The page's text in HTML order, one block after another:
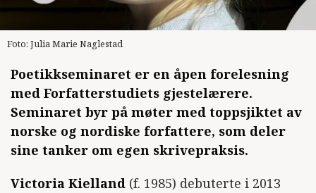
Foto: Julia Marie Naglestad
Poetikkseminaret er en åpen forelesning
med Forfatterstudiets gjestelærere.
Seminaret byr på møter med toppsjiktet av
norske og nordiske forfattere, som deler
sine tanker om egen skrivepraksis.
Victoria Kielland (f. 1985) debuterte i 2013